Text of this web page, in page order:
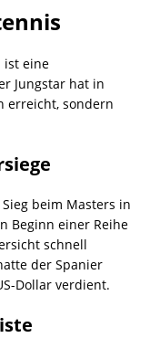
ist eine
Jungstar hat in
erreicht, sondern
beim Masters in
Beginn einer Reihe
schnell
der Spanier
Dollar verdient.